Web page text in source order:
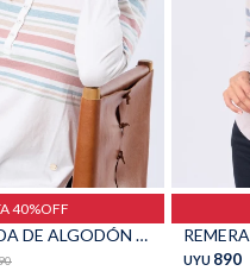
40%OFF
REMERA RAYADA DE ALGODÓN - Blanco
UYU 890